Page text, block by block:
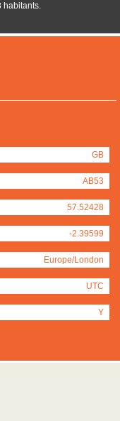
GB
AB53
57.52428
-2.39599
Europe/London
UTC
Y
habitants.